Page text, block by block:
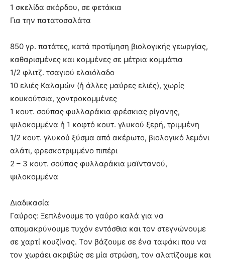
1 σκελίδα σκόρδου, σε φετάκια
Για την πατατοσαλάτα
850 γρ. πατάτες, κατά προτίμηση βιολογικής γεωργίας,
καθαρισμένες και κομμένες σε μέτρια κομμάτια
1/2 φλιτζ. τσαγιού ελαιόλαδο
10 ελιές Καλαμών (ή άλλες μαύρες ελιές), χωρίς
κουκούτσια, χοντροκομμένες
1 κουτ. σούπας φυλλαράκια φρέσκιας ρίγανης,
ψιλοκομμένα ή 1 κοφτό κουτ. γλυκού ξερή, τριμμένη
1/2 κουτ. γλυκού ξύσμα από ακέρωτο, βιολογικό λεμόνι
αλάτι, φρεσκοτριμμένο πιπέρι
2 – 3 κουτ. σούπας φυλλαράκια μαϊντανού,
ψιλοκομμένα
Διαδικασία
Γαύρος: Ξεπλένουμε το γαύρο καλά για να
απομακρύνουμε τυχόν εντόσθια και τον στεγνώνουμε
σε χαρτί κουζίνας. Τον βάζουμε σε ένα ταψάκι που να
τον χωράει ακριβώς σε μία στρώση, τον αλατίζουμε και